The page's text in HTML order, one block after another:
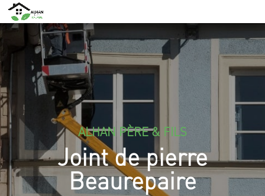
ALHAN PÈRE & FILS
Joint de pierre
Beaurepaire